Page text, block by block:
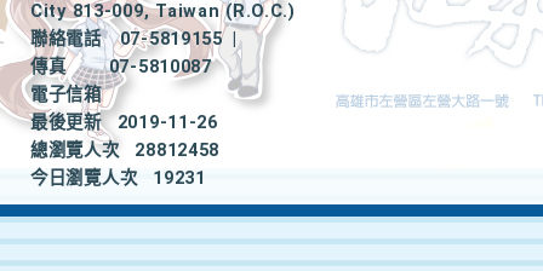
City 813-009, Taiwan (R.O.C.)
聯絡電話
07-5819155
|
傳真
07-5810087
電子信箱
最後更新
2019-11-26
總瀏覽人次
28812458
今日瀏覽人次
19231